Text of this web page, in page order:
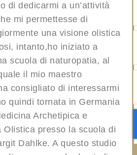
di dedicarmi a un’attività
mi permettesse di
una visione olistica
intanto,ho iniziato a
scuola di naturopatia, al
il mio maestro
consigliato di interessarmi
quindi tornata in Germania
Archetipica e
Olistica presso la scuola di
Dahlke. A questo studio